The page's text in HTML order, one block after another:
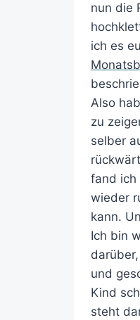
nun die
ich es
Also
zu
selber
fand ich
wieder
kann.
Ich bin
und
Kind
steht